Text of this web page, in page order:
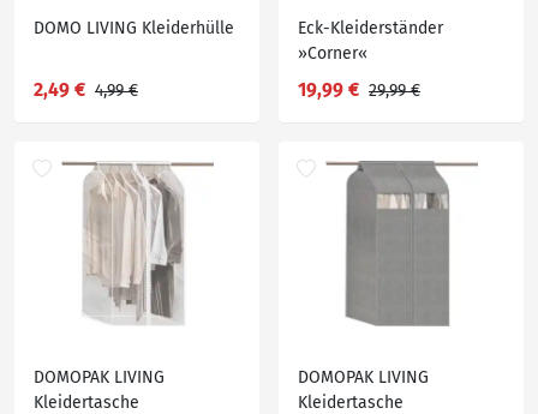
DOMO LIVING Kleiderhülle
2,49 € 4,99 €
Eck-Kleiderständer
»Corner«
19,99 € 29,99 €
DOMOPAK LIVING
Kleidertasche
DOMOPAK LIVING
Kleidertasche